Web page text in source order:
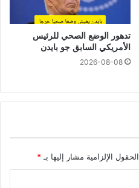
تدهور الوضع الصحي للرئيس
الأمريكي السابق جو بايدن
2026-08-08
الحقول الإلزامية مشار إليها بـ *